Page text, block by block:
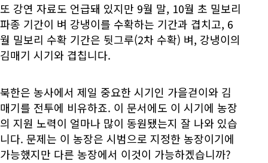
또 강연 자료도 언급돼 있지만 9월 말, 10월 초 밀보리
파종 기간이 벼 강냉이를 수확하는 기간과 겹치고, 6
월 밀보리 수확 기간은 뒷그루(2차 수확) 벼, 강냉이의
김매기 시기와 겹칩니다.
북한은 농사에서 제일 중요한 시기인 가을걷이와 김
매기를 전투에 비유하죠. 이 문서에도 이 시기에 농장
의 지원 노력이 얼마나 많이 동원됐는지 잘 나와 있습
니다. 문제는 이 농장은 시범으로 지정한 농장이기에
가능했지만 다른 농장에서 이것이 가능하겠습니까?